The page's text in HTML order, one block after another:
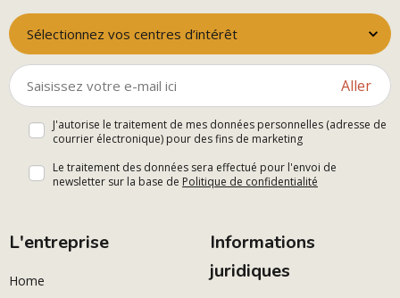
Sélectionnez vos centres d’intérêt
Aller
J'autorise le traitement de mes données personnelles (adresse de
courrier électronique) pour des fins de marketing
Le traitement des données sera effectué pour l'envoi de
newsletter sur la base de Politique de confidentialité
L'entreprise
Home
Informations
juridiques